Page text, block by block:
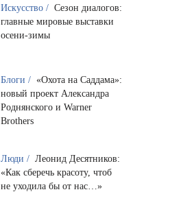
Искусство / Сезон диалогов:
главные мировые выставки
осени-зимы
Блоги / «Охота на Саддама»:
новый проект Александра
Роднянского и Warner
Brothers
Люди / Леонид Десятников:
«Как сберечь красоту, чтоб
не уходила бы от нас…»